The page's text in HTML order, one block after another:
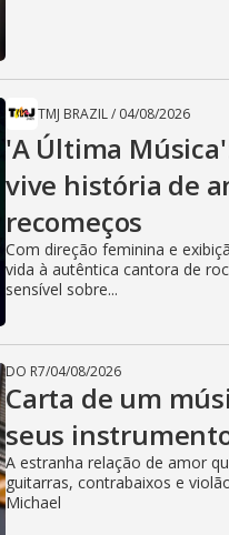
TMJ BRAZIL/ 04/08/2026
'A Última
vive história de
recomeços
Com direção feminina e
vida à autêntica cantora de
sensível sobre...
DO R7/04/08/2026
Carta de um
seus
A estranha relação de amor
guitarras, contrabaixos e
Michael